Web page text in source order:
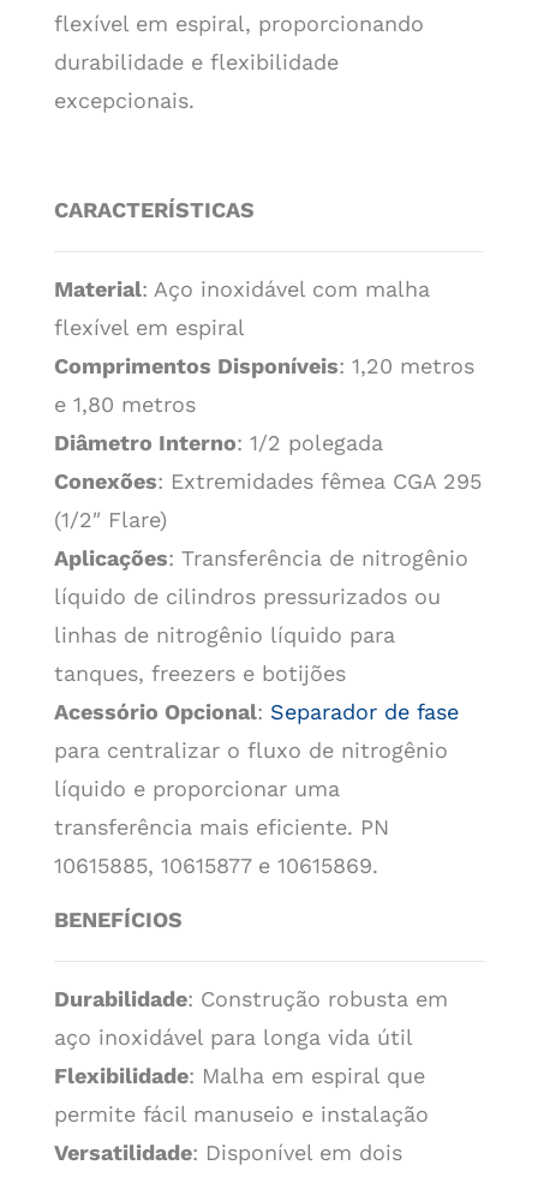
flexível em espiral, proporcionando
durabilidade e flexibilidade
excepcionais.
CARACTERÍSTICAS
Material: Aço inoxidável com malha
flexível em espiral
Comprimentos Disponíveis: 1,20 metros
e 1,80 metros
Diâmetro Interno: 1/2 polegada
Conexões: Extremidades fêmea CGA 295
(1/2″ Flare)
Aplicações: Transferência de nitrogênio
líquido de cilindros pressurizados ou
linhas de nitrogênio líquido para
tanques, freezers e botijões
Acessório Opcional: Separador de fase
para centralizar o fluxo de nitrogênio
líquido e proporcionar uma
transferência mais eficiente. PN
10615885, 10615877 e 10615869.
BENEFÍCIOS
Durabilidade: Construção robusta em
aço inoxidável para longa vida útil
Flexibilidade: Malha em espiral que
permite fácil manuseio e instalação
Versatilidade: Disponível em dois